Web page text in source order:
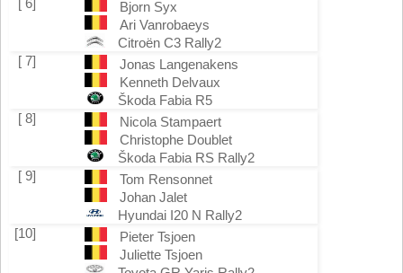
[ 6]
Bjorn Syx
Ari Vanrobaeys
Citroën C3 Rally2
[ 7]
Jonas Langenakens
Kenneth Delvaux
Škoda Fabia R5
[ 8]
Nicola Stampaert
Christophe Doublet
Škoda Fabia RS Rally2
[ 9]
Tom Rensonnet
Johan Jalet
Hyundai I20 N Rally2
[10]
Pieter Tsjoen
Juliette Tsjoen